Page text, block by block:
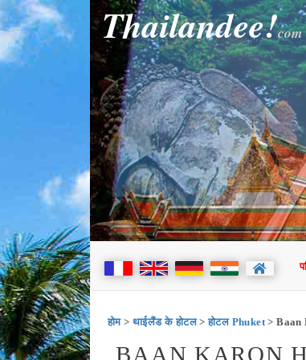
Thailandee!com
होम>थाईलैंड के होटल>होटल Phuket> Baan
BAAN KARON